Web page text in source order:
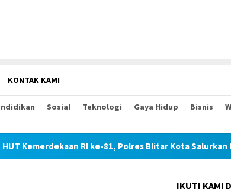
KONTAK KAMI
Sosial Teknologi Gaya Hidup Bisnis
RI ke-81, Polres Blitar Kota Salurkan Beras dalam
IKUTI KAMI